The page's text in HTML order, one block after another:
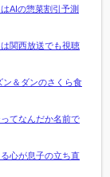
AIの惣菜割引予測
関西放送でも視聴
＆ダンのさくら食
てなんだか名前で
心が息子の立ち直